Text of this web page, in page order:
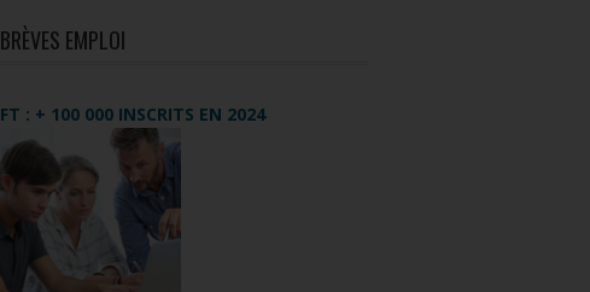
BRÈVES EMPLOI
FT : + 100 000 INSCRITS EN 2024